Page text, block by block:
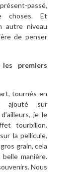
passé,
choses. Et
autre niveau
de penser
premiers
tournés en
ajouté sur
je le
tourbillon.
la pellicule,
grain, cela
manière.
Nous